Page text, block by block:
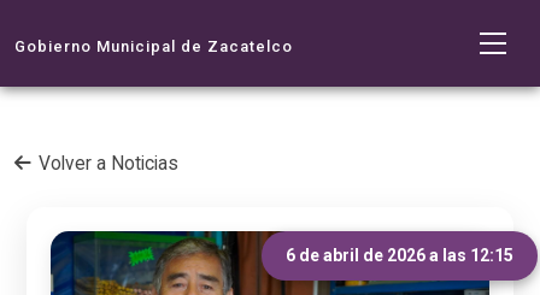
Gobierno Municipal de Zacatelco
Volver a Noticias
6 de abril de 2026 a las 12:15